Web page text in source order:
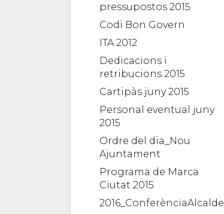
pressupostos 2015
Codi Bon Govern
ITA 2012
Dedicacions i
retribucions 2015
Cartipàs juny 2015
Personal eventual juny
2015
Ordre del dia_Nou
Ajuntament
Programa de Marca
Ciutat 2015
2016_ConferènciaAlcalde